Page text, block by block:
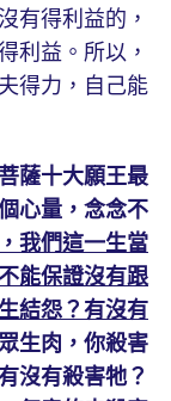
有得利益的，
利益。所以，
得力，自己能
薩十大願王最
心量，念念不
我們這一生當
能保證沒有跟
結怨？有沒有
生肉，你殺害
沒有殺害牠？